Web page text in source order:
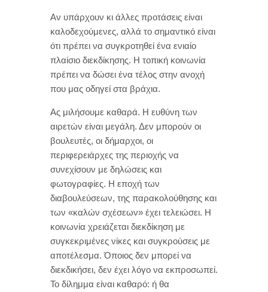
Αν υπάρχουν κι άλλες προτάσεις είναι
καλοδεχούμενες, αλλά το σημαντικό είναι
ότι πρέπει να συγκροτηθεί ένα ενιαίο
πλαίσιο διεκδίκησης. Η τοπική κοινωνία
πρέπει να δώσει ένα τέλος στην ανοχή
που μας οδηγεί στα βράχια.
Ας μιλήσουμε καθαρά. Η ευθύνη των
αιρετών είναι μεγάλη. Δεν μπορούν οι
βουλευτές, οι δήμαρχοι, οι
περιφερειάρχες της περιοχής να
συνεχίσουν με δηλώσεις και
φωτογραφίες. Η εποχή των
διαβουλεύσεων, της παρακολούθησης και
των «καλών σχέσεων» έχει τελειώσει. Η
κοινωνία χρειάζεται διεκδίκηση με
συγκεκριμένες νίκες και συγκρούσεις με
αποτέλεσμα. Όποιος δεν μπορεί να
διεκδικήσει, δεν έχει λόγο να εκπροσωπεί.
Το δίλημμα είναι καθαρό: ή θα